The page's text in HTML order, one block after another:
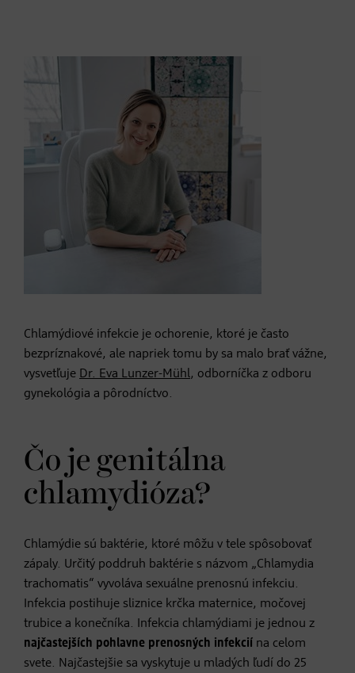
Chlamýdiové infekcie je ochorenie, ktoré je často
bezpríznakové, ale napriek tomu by sa malo brať vážne,
vysvetľuje Dr. Eva Lunzer-Mühl, odborníčka z odboru
gynekológia a pôrodníctvo.
Čo je genitálna
chlamydióza?
Chlamýdie sú baktérie, ktoré môžu v tele spôsobovať
zápaly. Určitý poddruh baktérie s názvom „Chlamydia
trachomatis“ vyvoláva sexuálne prenosnú infekciu.
Infekcia postihuje sliznice krčka maternice, močovej
trubice a konečníka. Infekcia chlamýdiami je jednou z
najčastejších pohlavne prenosných infekcií na celom
svete. Najčastejšie sa vyskytuje u mladých ľudí do 25